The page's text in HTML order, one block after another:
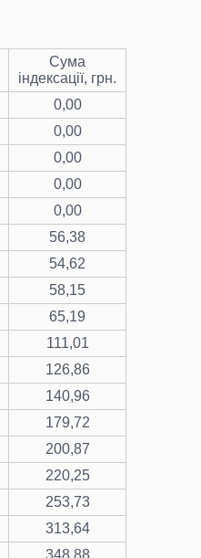
Сума
індексації, грн.
0,00
0,00
0,00
0,00
0,00
56,38
54,62
58,15
65,19
111,01
126,86
140,96
179,72
200,87
220,25
253,73
313,64
348,88